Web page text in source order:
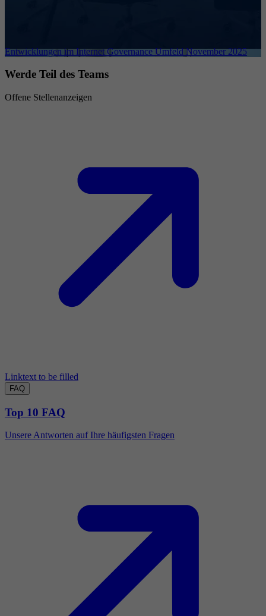
Entwicklungen im Internet Governance Umfeld November 2025
Werde Teil des Teams
Offene Stellenanzeigen
Linktext to be filled
FAQ
Top 10 FAQ
Unsere Antworten auf Ihre häufigsten Fragen